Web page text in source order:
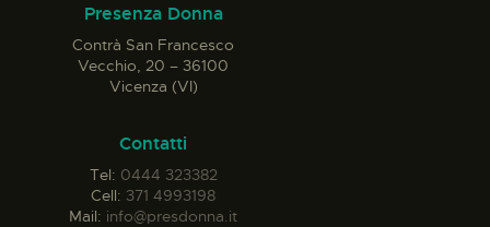
Presenza Donna
Contrà San Francesco
Vecchio, 20 – 36100
Vicenza (VI)
Contatti
Tel: 0444 323382
Cell: 371 4993198
Mail: info@presdonna.it